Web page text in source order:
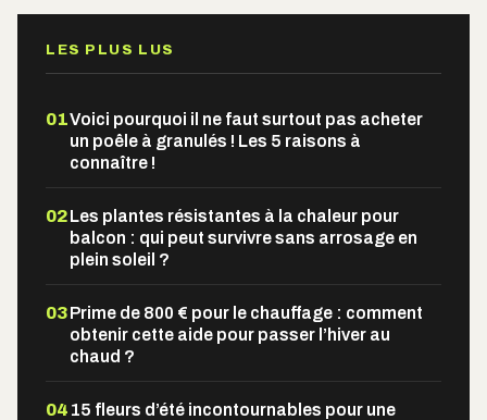
LES PLUS LUS
01Voici pourquoi il ne faut surtout pas acheter
un poêle à granulés ! Les 5 raisons à
connaître !
02Les plantes résistantes à la chaleur pour
balcon : qui peut survivre sans arrosage en
plein soleil ?
03Prime de 800 € pour le chauffage : comment
obtenir cette aide pour passer l’hiver au
chaud ?
04 15 fleurs d’été incontournables pour une